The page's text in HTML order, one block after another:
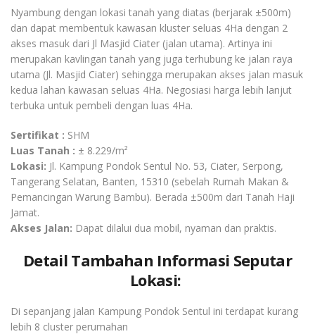
Nyambung dengan lokasi tanah yang diatas (berjarak ±500m)
dan dapat membentuk kawasan kluster seluas 4Ha dengan 2
akses masuk dari Jl Masjid Ciater (jalan utama). Artinya ini
merupakan kavlingan tanah yang juga terhubung ke jalan raya
utama (Jl. Masjid Ciater) sehingga merupakan akses jalan masuk
kedua lahan kawasan seluas 4Ha. Negosiasi harga lebih lanjut
terbuka untuk pembeli dengan luas 4Ha.
Sertifikat : SHM
Luas Tanah : ± 8.229/m²
Lokasi: Jl. Kampung Pondok Sentul No. 53, Ciater, Serpong,
Tangerang Selatan, Banten, 15310 (sebelah Rumah Makan &
Pemancingan Warung Bambu). Berada ±500m dari Tanah Haji
Jamat.
Akses Jalan: Dapat dilalui dua mobil, nyaman dan praktis.
Detail Tambahan Informasi Seputar
Lokasi:
Di sepanjang jalan Kampung Pondok Sentul ini terdapat kurang
lebih 8 cluster perumahan